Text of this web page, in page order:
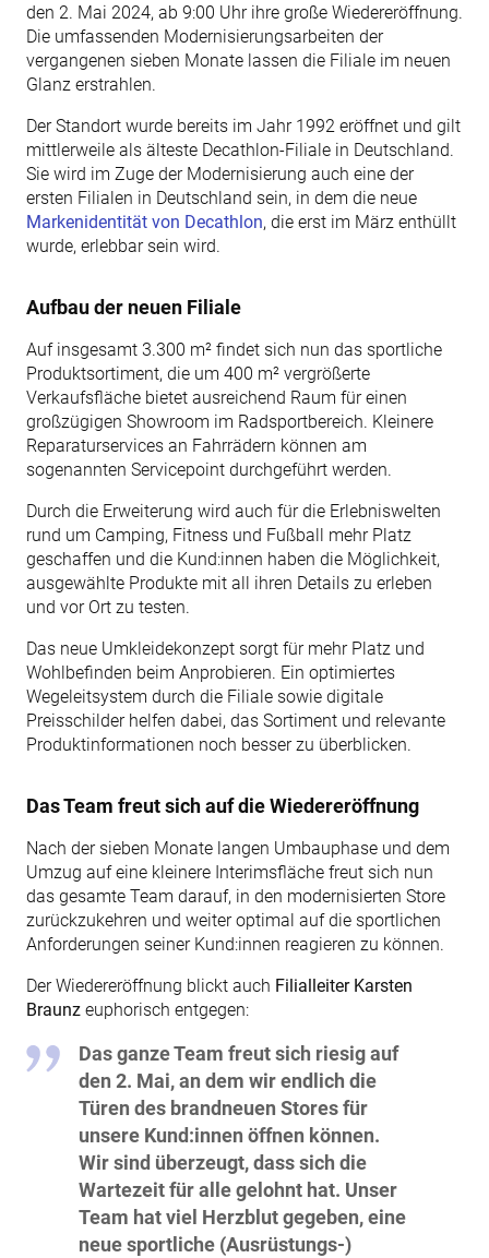
den 2. Mai 2024, ab 9:00 Uhr ihre große Wiedereröffnung.
Die umfassenden Modernisierungsarbeiten der
vergangenen sieben Monate lassen die Filiale im neuen
Glanz erstrahlen.
Der Standort wurde bereits im Jahr 1992 eröffnet und gilt
mittlerweile als älteste Decathlon-Filiale in Deutschland.
Sie wird im Zuge der Modernisierung auch eine der
ersten Filialen in Deutschland sein, in dem die neue
Markenidentität von Decathlon, die erst im März enthüllt
wurde, erlebbar sein wird.
Aufbau der neuen Filiale
Auf insgesamt 3.300 m² findet sich nun das sportliche
Produktsortiment, die um 400 m² vergrößerte
Verkaufsfläche bietet ausreichend Raum für einen
großzügigen Showroom im Radsportbereich. Kleinere
Reparaturservices an Fahrrädern können am
sogenannten Servicepoint durchgeführt werden.
Durch die Erweiterung wird auch für die Erlebniswelten
rund um Camping, Fitness und Fußball mehr Platz
geschaffen und die Kund:innen haben die Möglichkeit,
ausgewählte Produkte mit all ihren Details zu erleben
und vor Ort zu testen.
Das neue Umkleidekonzept sorgt für mehr Platz und
Wohlbefinden beim Anprobieren. Ein optimiertes
Wegeleitsystem durch die Filiale sowie digitale
Preisschilder helfen dabei, das Sortiment und relevante
Produktinformationen noch besser zu überblicken.
Das Team freut sich auf die Wiedereröffnung
Nach der sieben Monate langen Umbauphase und dem
Umzug auf eine kleinere Interimsfläche freut sich nun
das gesamte Team darauf, in den modernisierten Store
zurückzukehren und weiter optimal auf die sportlichen
Anforderungen seiner Kund:innen reagieren zu können.
Der Wiedereröffnung blickt auch Filialleiter Karsten
Braunz euphorisch entgegen:
Das ganze Team freut sich riesig auf
den 2. Mai, an dem wir endlich die
Türen des brandneuen Stores für
unsere Kund:innen öffnen können.
Wir sind überzeugt, dass sich die
Wartezeit für alle gelohnt hat. Unser
Team hat viel Herzblut gegeben, eine
neue sportliche (Ausrüstungs-)